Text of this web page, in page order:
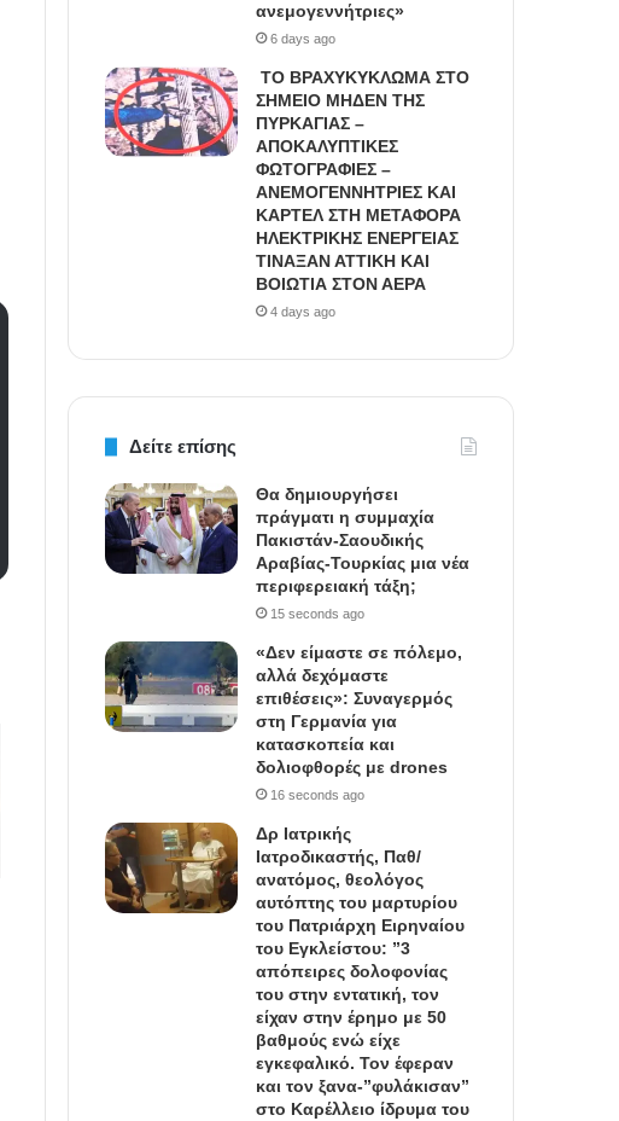
ανεμογεννήτριες»
6 days ago
ΤΟ ΒΡΑΧΥΚΥΚΛΩΜΑ ΣΤΟ
ΣΗΜΕΙΟ ΜΗΔΕΝ ΤΗΣ
ΠΥΡΚΑΓΙΑΣ –
ΑΠΟΚΑΛΥΠΤΙΚΕΣ
ΦΩΤΟΓΡΑΦΙΕΣ –
ΑΝΕΜΟΓΕΝΝΗΤΡΙΕΣ ΚΑΙ
ΚΑΡΤΕΛ ΣΤΗ ΜΕΤΑΦΟΡΑ
ΗΛΕΚΤΡΙΚΗΣ ΕΝΕΡΓΕΙΑΣ
ΤΙΝΑΞΑΝ ΑΤΤΙΚΗ ΚΑΙ
ΒΟΙΩΤΙΑ ΣΤΟΝ ΑΕΡΑ
4 days ago
Δείτε επίσης
Θα δημιουργήσει
πράγματι η συμμαχία
Πακιστάν-Σαουδικής
Αραβίας-Τουρκίας μια νέα
περιφερειακή τάξη;
15 seconds ago
«Δεν είμαστε σε πόλεμο,
αλλά δεχόμαστε
επιθέσεις»: Συναγερμός
στη Γερμανία για
κατασκοπεία και
δολιοφθορές με drones
16 seconds ago
Δρ Ιατρικής
Ιατροδικαστής, Παθ/
ανατόμος, θεολόγος
αυτόπτης του μαρτυρίου
του Πατριάρχη Ειρηναίου
του Εγκλείστου: ”3
απόπειρες δολοφονίας
του στην εντατική, τον
είχαν στην έρημο με 50
βαθμούς ενώ είχε
εγκεφαλικό. Τον έφεραν
και τον ξανα-”φυλάκισαν”
στο Καρέλλειο ίδρυμα του